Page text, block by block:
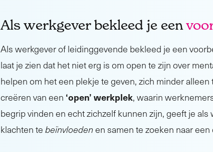
Als werkgever bekleed je een
Als werkgever of leidinggevende bekleed je een
laat je zien dat het niet erg is om open te zijn over
helpen om het een plekje te geven, zich minder
creëren van een ‘open’ werkplek, waarin
begrip vinden en echt zichzelf kunnen zijn, geeft je
klachten te beïnvloeden en samen te zoeken naar